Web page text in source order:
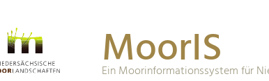
MoorIS
Ein Moorinformationssystem für